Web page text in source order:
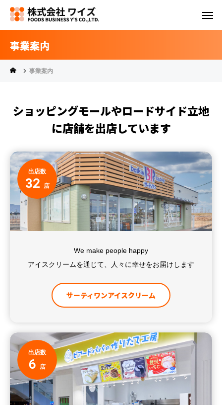
事業案内
事業案内
ショッピングモールやロードサイド立地
に店舗を出店しています
出店数
32 店
We make people happy
アイスクリームを通じて、人々に幸せをお届けします
サーティワンアイスクリーム
出店数
6 店